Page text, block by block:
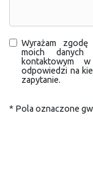
Wyrażam
moich danych
kontaktowym
odpowiedzi na
zapytanie.
* Pola oznaczone